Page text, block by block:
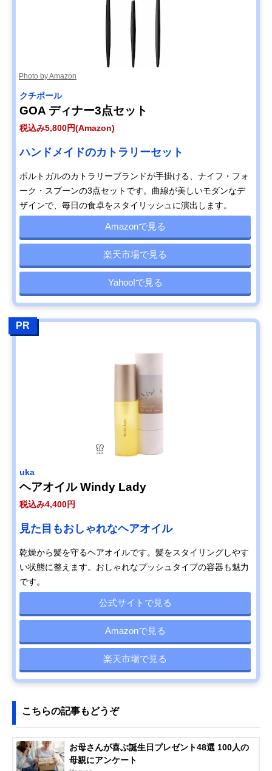
Photo by Amazon
‎クチポール
GOA ディナー3点セット
税込み5,800円(Amazon)
ハンドメイドのカトラリーセット
ポルトガルのカトラリーブランドが手掛ける、ナイフ・フォ
ーク・スプーンの3点セットです。曲線が美しいモダンなデ
ザインで、毎日の食卓をスタイリッシュに演出します。
Amazonで見る
楽天市場で見る
Yahoo!で見る
PR
uka
ヘアオイル Windy Lady
税込み4,400円
見た目もおしゃれなヘアオイル
乾燥から髪を守るヘアオイルです。髪をスタイリングしやす
い状態に整えます。おしゃれなプッシュタイプの容器も魅力
です。
公式サイトで見る
Amazonで見る
楽天市場で見る
こちらの記事もどうぞ
お母さんが喜ぶ誕生日プレゼント48選 100人の
母親にアンケート